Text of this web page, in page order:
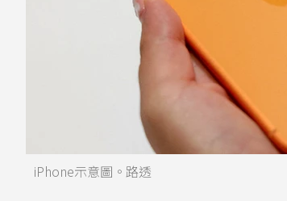
iPhone示意圖。路透